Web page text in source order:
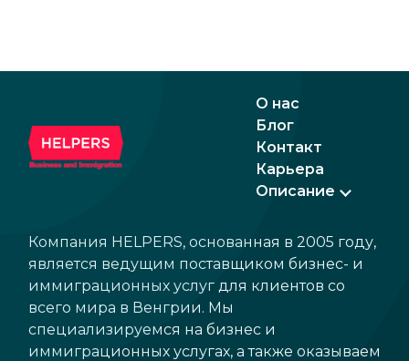
О нас
Блог
Контакт
Карьера
Описание
Компания HELPERS, основанная в 2005 году,
является ведущим поставщиком бизнес- и
иммиграционных услуг для клиентов со
всего мира в Венгрии. Мы
специализируемся на бизнес и
иммиграционных услугах, а также оказываем